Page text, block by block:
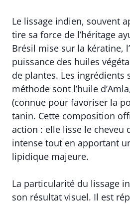
Le lissage indien, souvent
tire sa force de l’héritage
Brésil mise sur la kératine,
puissance des huiles
de plantes. Les ingrédients
méthode sont l’huile
(connue pour favoriser la
tanin. Cette composition
action : elle lisse le cheveu
intense tout en apportant
lipidique majeure.
La particularité du lissage
son résultat visuel. Il est